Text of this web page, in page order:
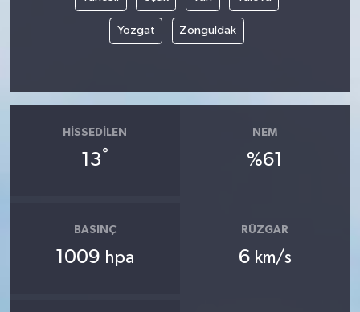
Yozgat Zonguldak
HISSEDILEN
13°
NEM
%61
BASINÇ
1009 hpa
RÜZGAR
6 km/s